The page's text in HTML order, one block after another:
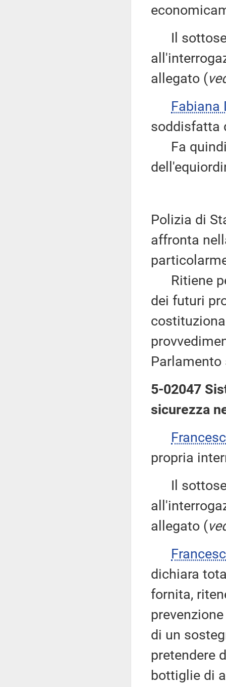
Il
allegato (
Fabiana
soddisfatta
Fa quindi
Polizia di
affronta
Ritiene
dei futuri
5-02047
sicurezza
propria
Il
allegato (
dichiara
fornita,
di un
pretendere
bottiglie di